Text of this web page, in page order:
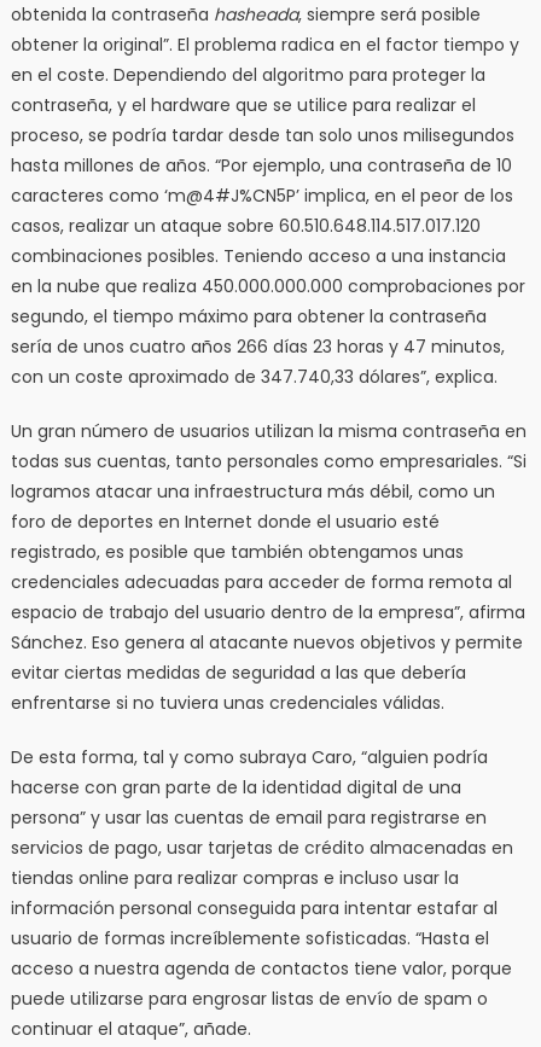
obtenida la contraseña hasheada, siempre será posible
obtener la original”. El problema radica en el factor tiempo y
en el coste. Dependiendo del algoritmo para proteger la
contraseña, y el hardware que se utilice para realizar el
proceso, se podría tardar desde tan solo unos milisegundos
hasta millones de años. “Por ejemplo, una contraseña de 10
caracteres como ‘m@4#J%CN5P’ implica, en el peor de los
casos, realizar un ataque sobre 60.510.648.114.517.017.120
combinaciones posibles. Teniendo acceso a una instancia
en la nube que realiza 450.000.000.000 comprobaciones por
segundo, el tiempo máximo para obtener la contraseña
sería de unos cuatro años 266 días 23 horas y 47 minutos,
con un coste aproximado de 347.740,33 dólares”, explica.
Un gran número de usuarios utilizan la misma contraseña en
todas sus cuentas, tanto personales como empresariales. “Si
logramos atacar una infraestructura más débil, como un
foro de deportes en Internet donde el usuario esté
registrado, es posible que también obtengamos unas
credenciales adecuadas para acceder de forma remota al
espacio de trabajo del usuario dentro de la empresa”, afirma
Sánchez. Eso genera al atacante nuevos objetivos y permite
evitar ciertas medidas de seguridad a las que debería
enfrentarse si no tuviera unas credenciales válidas.
De esta forma, tal y como subraya Caro, “alguien podría
hacerse con gran parte de la identidad digital de una
persona” y usar las cuentas de email para registrarse en
servicios de pago, usar tarjetas de crédito almacenadas en
tiendas online para realizar compras e incluso usar la
información personal conseguida para intentar estafar al
usuario de formas increíblemente sofisticadas. “Hasta el
acceso a nuestra agenda de contactos tiene valor, porque
puede utilizarse para engrosar listas de envío de spam o
continuar el ataque”, añade.